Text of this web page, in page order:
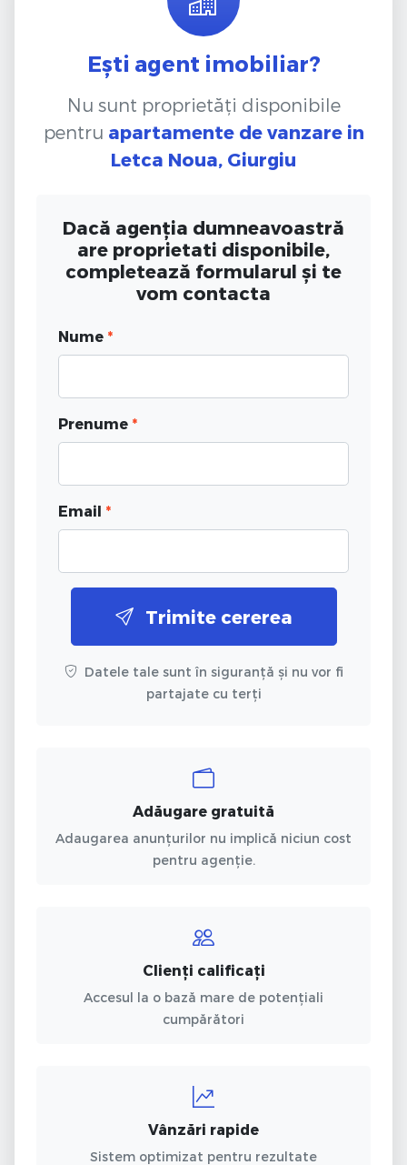
Ești agent imobiliar?
Nu sunt proprietăți disponibile
pentru apartamente de vanzare in
Letca Noua, Giurgiu
Dacă agenția dumneavoastră
are proprietati disponibile,
completează formularul și te
vom contacta
Nume *
Prenume *
Email *
Trimite cererea
Datele tale sunt în siguranță și nu vor fi
partajate cu terți
Adăugare gratuită
Adaugarea anunțurilor nu implică niciun cost
pentru agenție.
Clienți calificați
Accesul la o bază mare de potențiali
cumpărători
Vânzări rapide
Sistem optimizat pentru rezultate